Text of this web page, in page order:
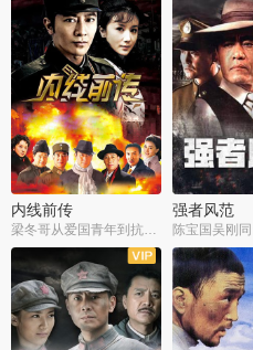
内线前传 强者风范
陈宝国吴刚
全38集
全9集